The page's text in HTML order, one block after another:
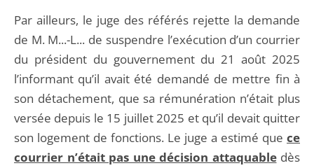
Par ailleurs, le juge des référés rejette la demande
de M. M...-L... de suspendre l’exécution d’un courrier
du président du gouvernement du 21 août 2025
l’informant qu’il avait été demandé de mettre fin à
son détachement, que sa rémunération n’était plus
versée depuis le 15 juillet 2025 et qu’il devait quitter
son logement de fonctions. Le juge a estimé que ce
courrier n’était pas une décision attaquabledès